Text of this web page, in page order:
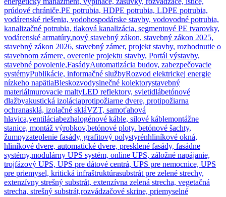
prúdové chrániče,PE potrubia, HDPE potrubia, LDPE potrubia,
vodárenské riešenia, vodohospodárske stavby, vodovodné potrubia,
kanalizačné potrubia, tlaková kanalizácia, segmentové PE tvarovky,
vodárenské armatúry,nový stavebný zákon, stavebný zákon 2025,
stavebný zákon 2026, stavebný zámer, projekt stavby, rozhodnutie o
stavebnom zámere, overenie projektu stavby, Portál výstavby,
stavebné povolenie,FasádyAutomatizácia budov, zabezpečovacie
systémyPublikácie, informačné službyRozvod elektrickej energie
nízkeho napätiaBleskozvodyslnečné kolektorystavebný
materiálmurovacie maltyLED reflektory, svietidlábetónové
dlažbyakustická izoláciaprotipožiarne dvere, protipožiarna
ochranasklá, izolačné skláVZT, samoťahová
hlavica,ventiláciabezhalogénové káble, silové káblemontážne
stanice, montáž výrobkov,betónové ploty. betónové šachty,
žumpyzateplenie fasády, grafitový polystyrénhliníkové okná,
hliníkové dvere, automatické dvere, presklené fasády, fasádne
systémy,modulárny UPS systém, online UPS, záložné napájanie,
trojfázový UPS, UPS pre dátové centrá, UPS pre nemocnice, UPS
pre priemysel, kritická infraštruktúrasubstrát pre zelené strechy,
extenzívny strešný substrát, extenzívna zelená strecha, vegetačná
strecha, strešný substrát,rozvádzačové skrine, priemyselné